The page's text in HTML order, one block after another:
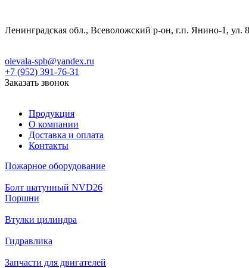
Ленинградская обл., Всеволожский р-он, г.п. Янино-1, ул.
olevala-spb@yandex.ru
+7 (952) 391-76-31
Заказать звонок
Продукция
О компании
Доставка и оплата
Контакты
Пожарное оборудование
Болт шатунный NVD26
Поршни
Втулки цилиндра
Гидравлика
Запчасти для двигателей